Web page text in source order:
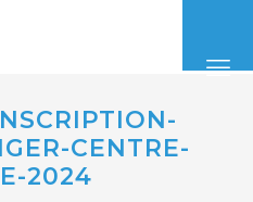
CENTRE-
2024